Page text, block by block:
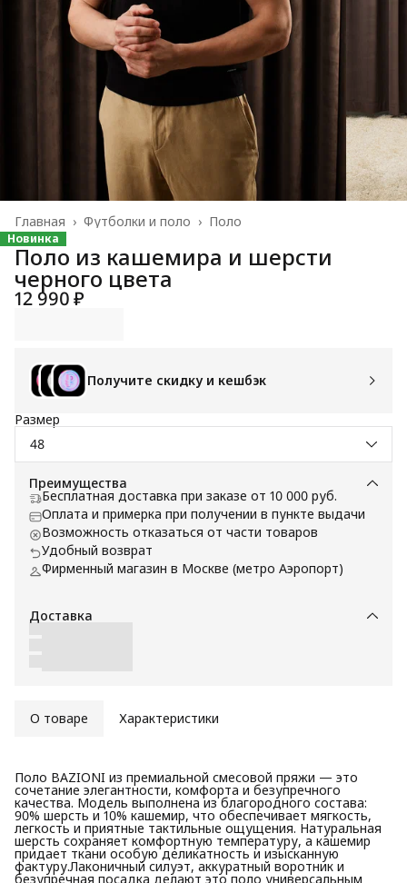
Поло
Футболки и поло ›
Главная ›
Новинка
Поло из кашемира и шерсти
черного цвета
12 990 ₽
Получите скидку и кешбэк
Размер
48
Преимущества
Бесплатная доставка при заказе от 10 000 руб.
Оплата и примерка при получении в пункте выдачи
Возможность отказаться от части товаров
Удобный возврат
Фирменный магазин в Москве (метро Аэропорт)
Доставка
О товаре Характеристики
Поло BAZIONI из премиальной смесовой пряжи — это
сочетание элегантности, комфорта и безупречного
качества. Модель выполнена из благородного состава:
90% шерсть и 10% кашемир, что обеспечивает мягкость,
легкость и приятные тактильные ощущения. Натуральная
шерсть сохраняет комфортную температуру, а кашемир
придает ткани особую деликатность и изысканную
фактуру.Лаконичный силуэт, аккуратный воротник и
безупречная посадка делают это поло универсальным